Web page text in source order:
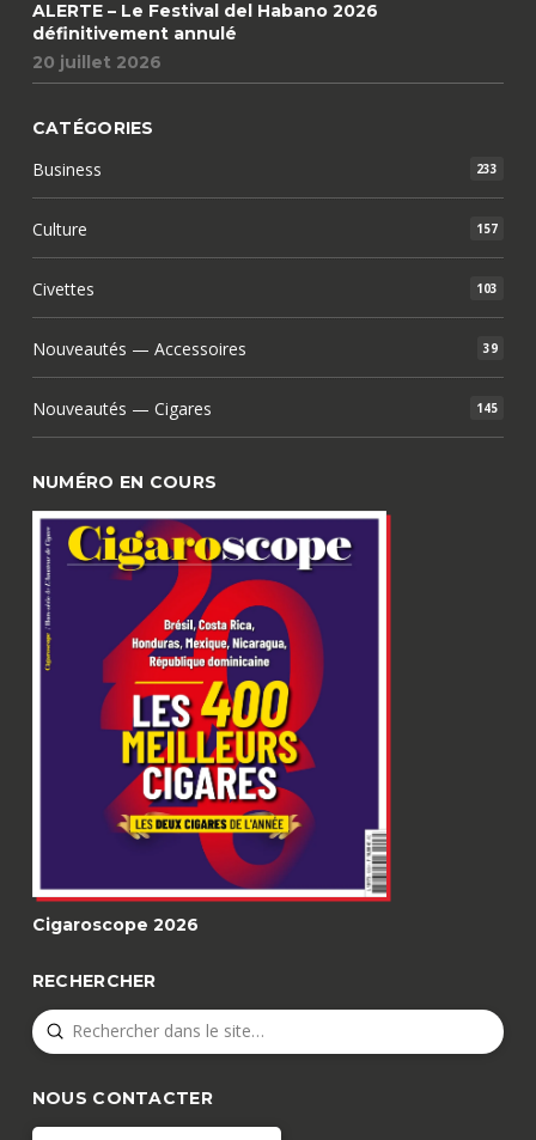
ALERTE – Le Festival del Habano 2026
définitivement annulé
20 juillet 2026
CATÉGORIES
Business 233
Culture 157
Civettes 103
Nouveautés — Accessoires 39
Nouveautés — Cigares 145
NUMÉRO EN COURS
Cigaroscope 2026
RECHERCHER
Search
Submit
NOUS CONTACTER